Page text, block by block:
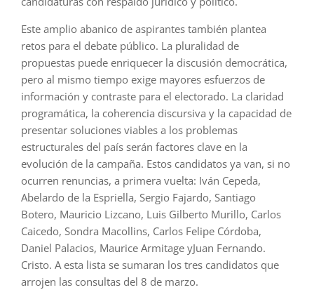
Este amplio abanico de aspirantes también plantea
retos para el debate público. La pluralidad de
propuestas puede enriquecer la discusión democrática,
pero al mismo tiempo exige mayores esfuerzos de
información y contraste para el electorado. La claridad
programática, la coherencia discursiva y la capacidad de
presentar soluciones viables a los problemas
estructurales del país serán factores clave en la
evolución de la campaña. Estos candidatos ya van, si no
ocurren renuncias, a primera vuelta: Iván Cepeda,
Abelardo de la Espriella, Sergio Fajardo, Santiago
Botero, Mauricio Lizcano, Luis Gilberto Murillo, Carlos
Caicedo, Sondra Macollins, ⁠Carlos Felipe Córdoba,
Daniel Palacios, Maurice Armitage yJuan Fernando.
Cristo. A esta lista se sumaran los tres candidatos que
arrojen las consultas del 8 de marzo.